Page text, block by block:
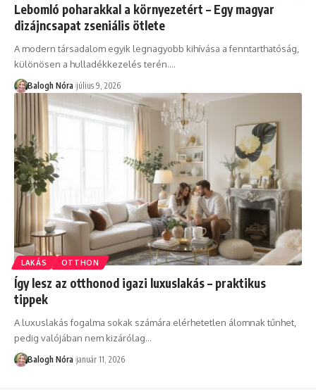
Lebomló poharakkal a környezetért – Egy magyar
dizájncsapat zseniális ötlete
A modern társadalom egyik legnagyobb kihívása a fenntarthatóság,
különösen a hulladékkezelés terén.…
Balogh Nóra július 9, 2026
LAKÁS OTTHON
Így lesz az otthonod igazi luxuslakás – praktikus
tippek
A luxuslakás fogalma sokak számára elérhetetlen álomnak tűnhet,
pedig valójában nem kizárólag…
Balogh Nóra január 11, 2026